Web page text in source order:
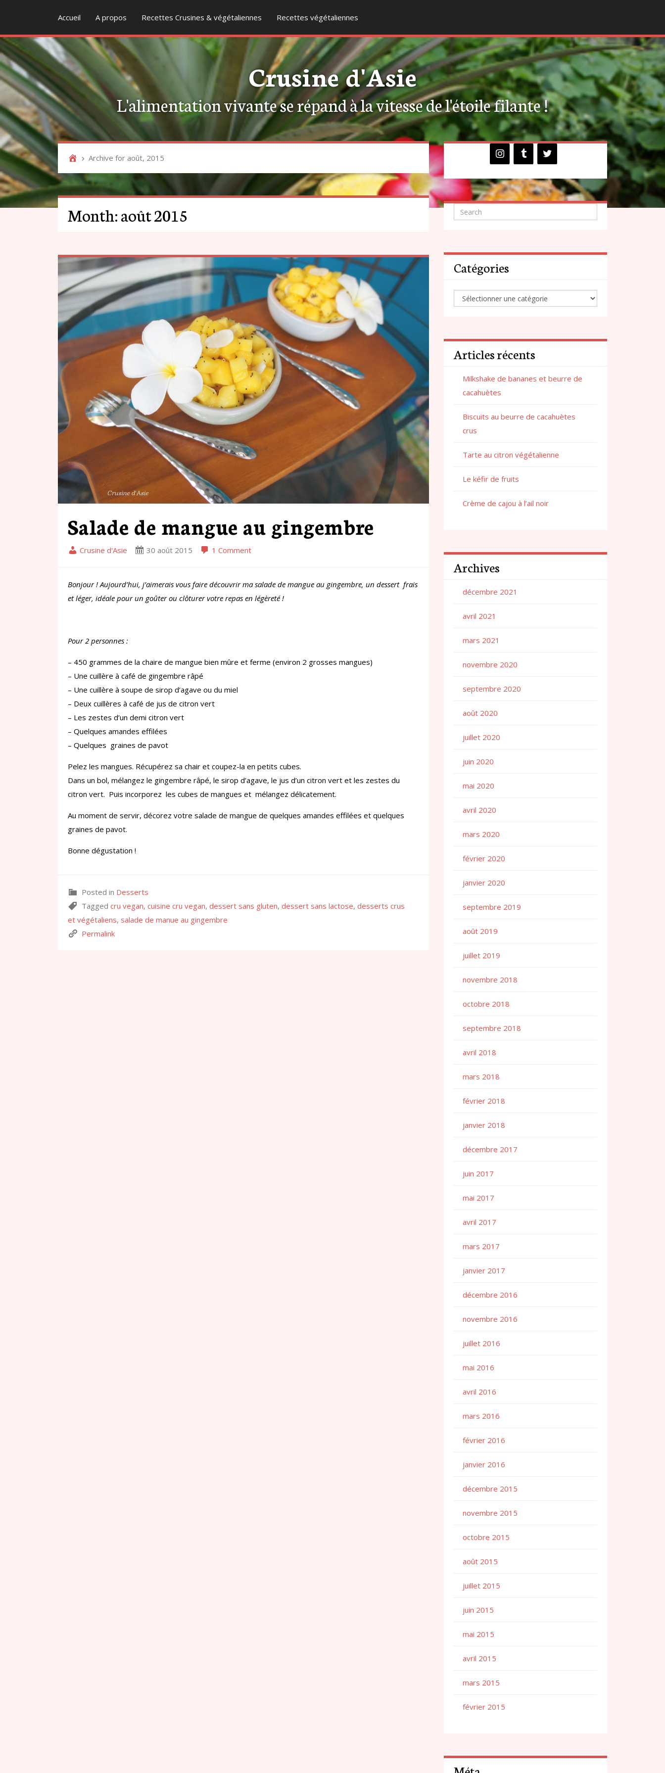
Accueil A propos Recettes Crusines & végétaliennes Recettes végétaliennes
Crusine d'Asie
L'alimentation vivante se répand à la vitesse de l'étoile filante !
Archive for août, 2015
Month:août 2015
Salade de mangue au gingembre
Crusine d'Asie 30 août 2015 1 Comment
Bonjour ! Aujourd’hui, j’aimerais vous faire découvrir ma salade de mangue au gingembre, un dessert frais
et léger, idéale pour un goûter ou clôturer votre repas en légèreté !
Pour 2 personnes :
– 450 grammes de la chaire de mangue bien mûre et ferme (environ 2 grosses mangues)
– Une cuillère à café de gingembre râpé
– Une cuillère à soupe de sirop d’agave ou du miel
– Deux cuillères à café de jus de citron vert
– Les zestes d’un demi citron vert
– Quelques amandes effilées
– Quelques graines de pavot
Pelez les mangues. Récupérez sa chair et coupez-la en petits cubes.
Dans un bol, mélangez le gingembre râpé, le sirop d’agave, le jus d’un citron vert et les zestes du
citron vert. Puis incorporez les cubes de mangues et mélangez délicatement.
Au moment de servir, décorez votre salade de mangue de quelques amandes effilées et quelques
graines de pavot.
Bonne dégustation !
Posted in Desserts
Tagged cru vegan, cuisine cru vegan, dessert sans gluten, dessert sans lactose, desserts crus
et végétaliens, salade de manue au gingembre
Permalink
Catégories
Articles récents
Milkshake de bananes et beurre de
cacahuètes
Biscuits au beurre de cacahuètes
crus
Tarte au citron végétalienne
Le kéfir de fruits
Crème de cajou à l’ail noir
Archives
décembre 2021
avril 2021
mars 2021
novembre 2020
septembre 2020
août 2020
juillet 2020
juin 2020
mai 2020
avril 2020
mars 2020
février 2020
janvier 2020
septembre 2019
août 2019
juillet 2019
novembre 2018
octobre 2018
septembre 2018
avril 2018
mars 2018
février 2018
janvier 2018
décembre 2017
juin 2017
mai 2017
avril 2017
mars 2017
janvier 2017
décembre 2016
novembre 2016
juillet 2016
mai 2016
avril 2016
mars 2016
février 2016
janvier 2016
décembre 2015
novembre 2015
octobre 2015
août 2015
juillet 2015
juin 2015
mai 2015
avril 2015
mars 2015
février 2015